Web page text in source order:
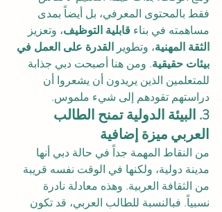
فقط بالمحتوى المعرفي، بل أيضاً بمدى
مساهمته في بناء قابلية التوظيف، وتعزيز
الثقة المهنية، وتطوير القدرة على العمل في
بيئات حقيقية. ومن هنا أصبحت دبي جذابة
للمتعلمين الذين يريدون أن يشعروا أن
دراستهم تقودهم إلى شيء ملموس.
3. البيئة الدولية تمنح الطالب
العربي ميزة إضافية
من النقاط المهمة جداً في حالة دبي أنها
مدينة دولية، ولكنها في الوقت نفسه قريبة
من الثقافة العربية. وهذه معادلة نادرة
نسبياً. فبالنسبة للطالب العربي، قد تكون